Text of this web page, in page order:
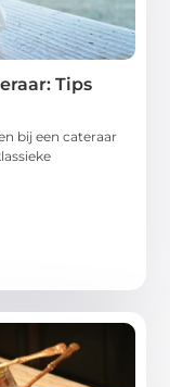
Tips
bij een cateraar